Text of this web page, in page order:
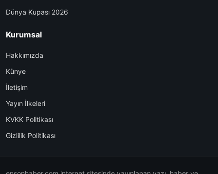
Dünya Kupası 2026
Kurumsal
Hakkımızda
Künye
İletişim
Yayın İlkeleri
KVKK Politikası
Gizlilik Politikası